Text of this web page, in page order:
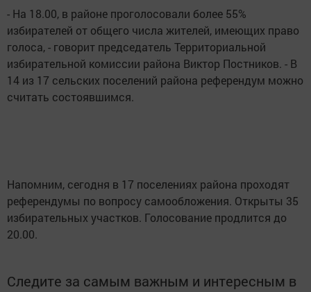
- На 18.00, в районе проголосовали более 55%
избирателей от общего числа жителей, имеющих право
голоса, - говорит председатель Территориальной
избирательной комиссии района Виктор Постников. - В
14 из 17 сельских поселений района референдум можно
считать состоявшимся.
Напомним, сегодня в 17 поселениях района проходят
референдумы по вопросу самообложения. Открыты 35
избирательных участков. Голосование продлится до
20.00.
Следите за самым важным и интересным в